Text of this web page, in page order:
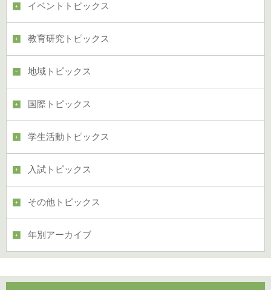
イベントトピックス
教育研究トピックス
地域トピックス
国際トピックス
学生活動トピックス
入試トピックス
その他トピックス
年別アーカイブ